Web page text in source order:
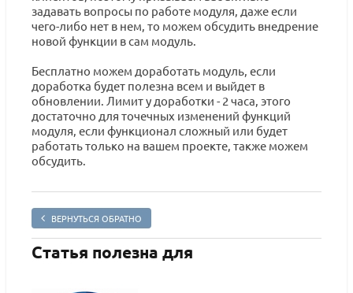
задавать вопросы по работе модуля, даже если
чего-либо нет в нем, то можем обсудить внедрение
новой функции в сам модуль.
Бесплатно можем доработать модуль, если
доработка будет полезна всем и выйдет в
обновлении. Лимит у доработки - 2 часа, этого
достаточно для точечных изменений функций
модуля, если функционал сложный или будет
работать только на вашем проекте, также можем
обсудить.
ВЕРНУТЬСЯ ОБРАТНО
Статья полезна для